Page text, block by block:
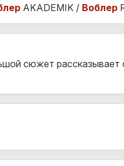
AKADEMIK / Воблер
сюжет рассказывает